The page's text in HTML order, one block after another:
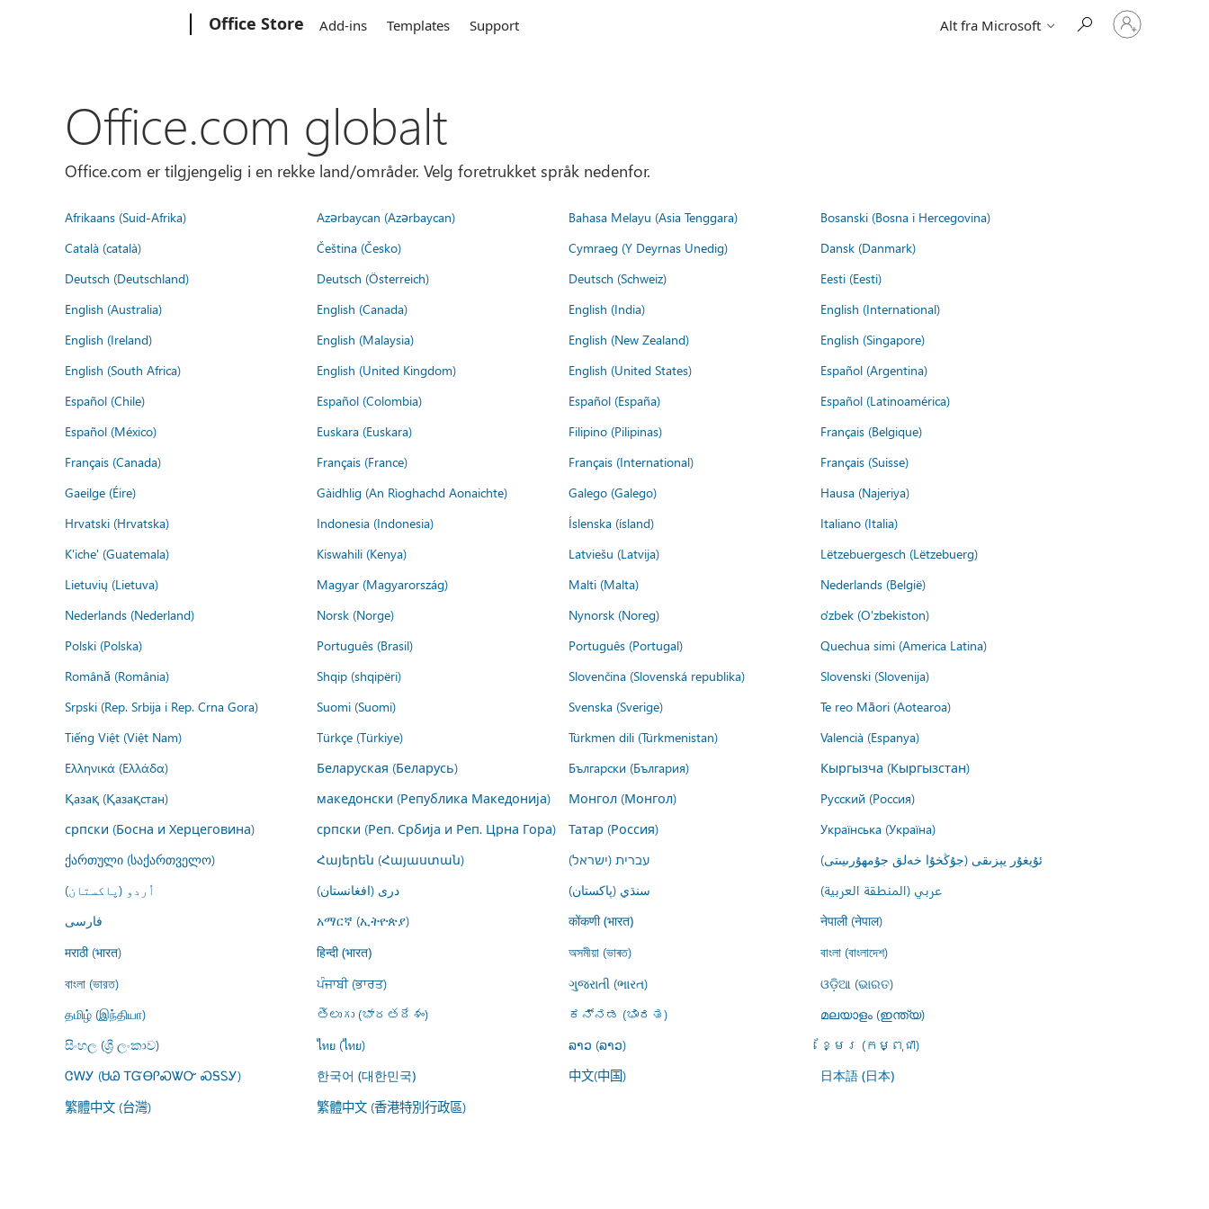
Office Store Add-ins Templates Support Alt fra Microsoft
Logg
på
kontoen
Office.com globalt
Office.com er tilgjengelig i en rekke land/områder. Velg foretrukket språk nedenfor.
Afrikaans (Suid-Afrika) Azərbaycan (Azərbaycan) Bahasa Melayu (Asia Tenggara)
Bosanski (Bosna i Hercegovina)
Català (català)
Čeština (Česko) Cymraeg (Y Deyrnas Unedig)
Dansk (Danmark)
Deutsch (Deutschland)
Deutsch (Österreich) Deutsch (Schweiz)
Eesti (Eesti)
English (Australia)
English (Canada) English (India)
English (International)
English (Ireland)
English (Malaysia) English (New Zealand)
English (Singapore)
English (South Africa)
English (United Kingdom) English (United States)
Español (Argentina)
Español (Chile)
Español (Colombia) Español (España)
Español (Latinoamérica)
Español (México)
Euskara (Euskara) Filipino (Pilipinas)
Français (Belgique)
Français (Canada)
Français (France) Français (International)
Français (Suisse)
Gaeilge (Éire)
Gàidhlig (An Rìoghachd Aonaichte) Galego (Galego)
Hausa (Najeriya)
Hrvatski (Hrvatska)
Indonesia (Indonesia) Íslenska (ísland)
Italiano (Italia)
K'iche' (Guatemala)
Kiswahili (Kenya) Latviešu (Latvija)
Lëtzebuergesch (Lëtzebuerg)
Lietuvių (Lietuva)
Magyar (Magyarország) Malti (Malta)
Nederlands (België)
Nederlands (Nederland)
Norsk (Norge) Nynorsk (Noreg)
o'zbek (O'zbekiston)
Polski (Polska)
Português (Brasil) Português (Portugal)
Quechua simi (America Latina)
Română (România)
Shqip (shqipëri) Slovenčina (Slovenská republika)
Slovenski (Slovenija)
Srpski (Rep. Srbija i Rep. Crna Gora)
Suomi (Suomi) Svenska (Sverige)
Te reo Māori (Aotearoa)
Tiếng Việt (Việt Nam)
Türkçe (Türkiye) Türkmen dili (Türkmenistan)
Valencià (Espanya)
Ελληνικά (Ελλάδα)
Беларуская (Беларусь) Български (България)
Кыргызча (Кыргызстан)
Қазақ (Қазақстан)
македонски (Република Македонија) Монгол (Монгол)
Русский (Россия)
српски (Босна и Херцеговина)
српски (Реп. Србија и Реп. Црна Гора) Татар (Россия)
Українська (Україна)
ქართული (საქართველო)
Հայերեն (Հայաստան) עברית (ישראל)
ئۇيغۇر يېزىقى (جۇڭخۇا خەلق جۇمھۇرىيىتى)
اُردو (پاکستان)
درى (افغانستان) سنڌي (پاکستان)
عربي (المنطقة العربية)
فارسى
አማርኛ (ኢትዮጵያ) कोंकणी (भारत)
नेपाली (नेपाल)
मराठी (भारत)
हिन्दी (भारत) অসমীয়া (ভাৰত)
বাংলা (বাংলাদেশ)
বাংলা (ভারত)
ਪੰਜਾਬੀ (ਭਾਰਤ) ગુજરાતી (ભારત)
ଓଡ଼ିଆ (ଭାରତ)
தமிழ் (இந்தியா)
తెలుగు (భారతదేశం) ಕನ್ನಡ (ಭಾರತ)
മലയാളം (ഇന്ത്യ)
සිංහල (ශ්‍රී ලංකාව)
ไทย (ไทย) ລາວ (ລາວ)
ខ្មែរ (កម្ពុជា)
ᏣᎳᎩ (ᏌᏊ ᎢᏳᎾᎵᏍᏔᏅ ᏍᎦᏚᎩ)
한국어 (대한민국) 中文(中国) 日本語 (日本)
繁體中文 (台灣) 繁體中文 (香港特別行政區)